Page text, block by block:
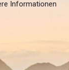
Informationen